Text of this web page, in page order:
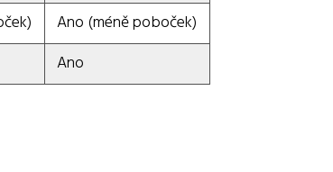
Ano (méně poboček)
Ano